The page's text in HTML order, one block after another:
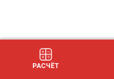
РАСЧЁТ